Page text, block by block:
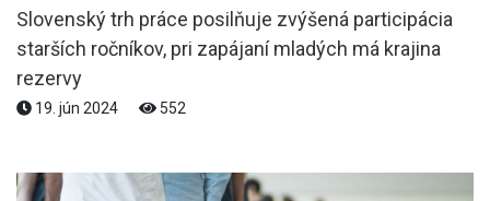
Slovenský trh práce posilňuje zvýšená participácia
starších ročníkov, pri zapájaní mladých má krajina
rezervy
19. jún 2024 552